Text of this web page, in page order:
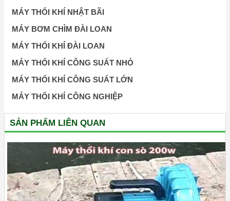
MÁY THỔI KHÍ NHẬT BÃI
MÁY BƠM CHÌM ĐÀI LOAN
MÁY THỔI KHÍ ĐÀI LOAN
MÁY THỔI KHÍ CÔNG SUẤT NHỎ
MÁY THỔI KHÍ CÔNG SUẤT LỚN
MÁY THỔI KHÍ CÔNG NGHIỆP
SẢN PHẨM LIÊN QUAN